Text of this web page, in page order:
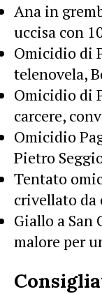
Ana in
uccisa con
Omicidio di
telenovela,
Omicidio di
carcere,
Omicidio
Pietro
Tentato
crivellato da
Giallo a
malore per